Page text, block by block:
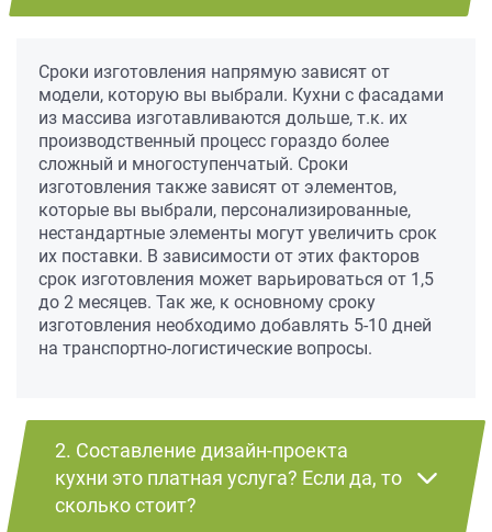
Сроки изготовления напрямую зависят от
модели, которую вы выбрали. Кухни с фасадами
из массива изготавливаются дольше, т.к. их
производственный процесс гораздо более
сложный и многоступенчатый. Сроки
изготовления также зависят от элементов,
которые вы выбрали, персонализированные,
нестандартные элементы могут увеличить срок
их поставки. В зависимости от этих факторов
срок изготовления может варьироваться от 1,5
до 2 месяцев. Так же, к основному сроку
изготовления необходимо добавлять 5-10 дней
на транспортно-логистические вопросы.
2. Составление дизайн-проекта
кухни это платная услуга? Если да, то
сколько стоит?